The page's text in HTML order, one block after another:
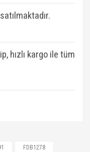
hızlı kargo ile tüm
4762999,
FDB1278